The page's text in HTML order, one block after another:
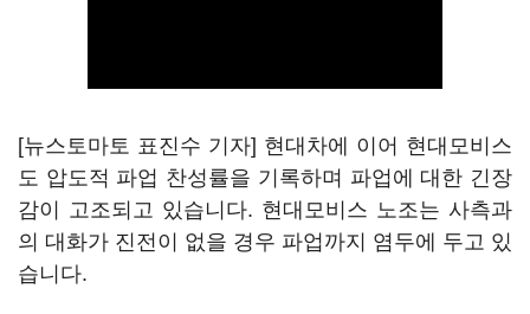
[뉴스토마토 표진수 기자] 현대차에 이어 현대모비스
도 압도적 파업 찬성률을 기록하며 파업에 대한 긴장
감이 고조되고 있습니다. 현대모비스 노조는 사측과
의 대화가 진전이 없을 경우 파업까지 염두에 두고 있
습니다.